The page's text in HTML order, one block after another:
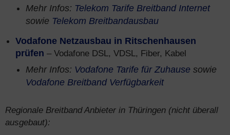
Mehr Infos: Telekom Tarife Breitband Internet
sowie Telekom Breitbandausbau
Vodafone Netzausbau in Ritschenhausen
prüfen – Vodafone DSL, VDSL, Fiber, Kabel
Mehr Infos: Vodafone Tarife für Zuhause sowie
Vodafone Breitband Verfügbarkeit
Regionale Breitband Anbieter in Thüringen (nicht überall
ausgebaut):